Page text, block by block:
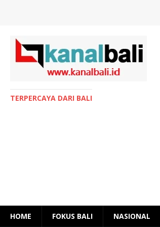
TERPERCAYA DARI BALI
HOME FOKUS BALI NASIONAL